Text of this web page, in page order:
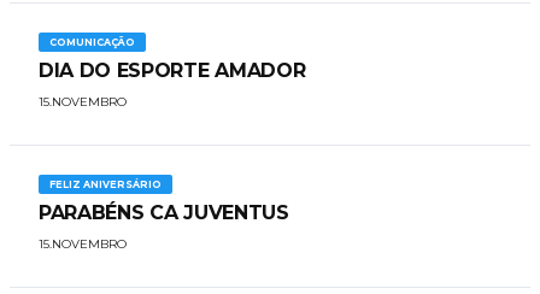
COMUNICAÇÃO
DIA DO ESPORTE AMADOR
15.NOVEMBRO
FELIZ ANIVERSÁRIO
PARABÉNS CA JUVENTUS
15.NOVEMBRO